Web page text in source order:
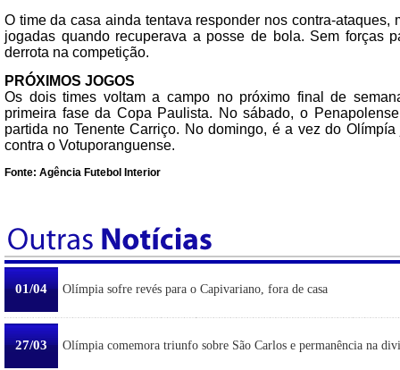
O time da casa ainda tentava responder nos contra-ataques,
jogadas quando recuperava a posse de bola. Sem forças
derrota na competição.
PRÓXIMOS JOGOS
Os dois times voltam a campo no próximo final de
primeira fase da Copa Paulista. No sábado, o
partida no Tenente Carriço. No domingo, é a vez do
contra o Votuporanguense.
Fonte: Agência Futebol Interior
01/04 Olímpia sofre revés para o Capivariano, fora de casa
27/03 Olímpia comemora triunfo sobre São Carlos e permanência na